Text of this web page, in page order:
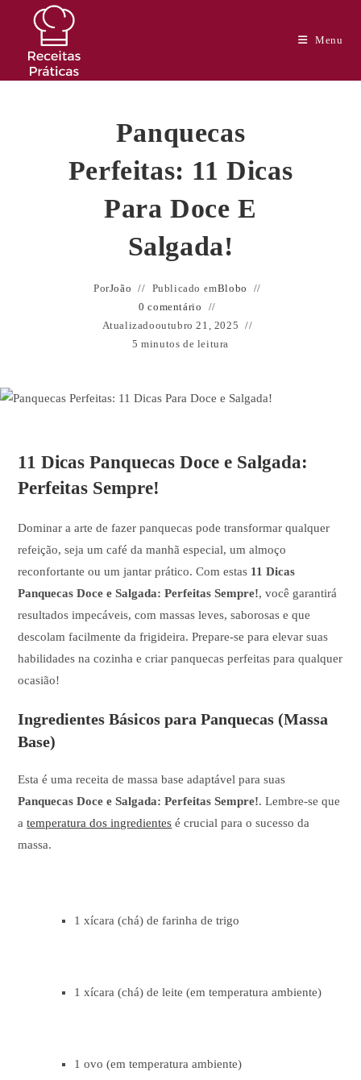
conteúdo
Menu
Panquecas
Perfeitas: 11 Dicas
Para Doce E
Salgada!
PorJoão Publicado emBlobo
0 comentário
Atualizadooutubro 21, 2025
5 minutos de leitura
11 Dicas Panquecas Doce e Salgada:
Perfeitas Sempre!
Dominar a arte de fazer panquecas pode transformar qualquer
refeição, seja um café da manhã especial, um almoço
reconfortante ou um jantar prático. Com estas 11 Dicas
Panquecas Doce e Salgada: Perfeitas Sempre!, você garantirá
resultados impecáveis, com massas leves, saborosas e que
descolam facilmente da frigideira. Prepare-se para elevar suas
habilidades na cozinha e criar panquecas perfeitas para qualquer
ocasião!
Ingredientes Básicos para Panquecas (Massa
Base)
Esta é uma receita de massa base adaptável para suas
Panquecas Doce e Salgada: Perfeitas Sempre!. Lembre-se que
atemperatura dos ingredientes é crucial para o sucesso da
massa.
1 xícara (chá) de farinha de trigo
1 xícara (chá) de leite (em temperatura ambiente)
1 ovo (em temperatura ambiente)